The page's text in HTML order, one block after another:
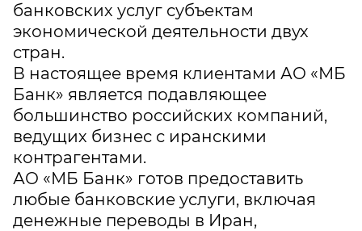
банковских услуг субъектам
экономической деятельности двух
стран.
В настоящее время клиентами АО «МБ
Банк» является подавляющее
большинство российских компаний,
ведущих бизнес с иранскими
контрагентами.
АО «МБ Банк» готов предоставить
любые банковские услуги, включая
денежные переводы в Иран,